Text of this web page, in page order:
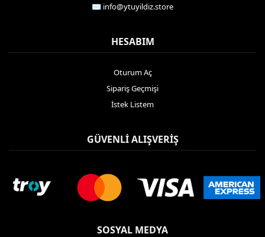
✉️ info@ytuyildiz.store
HESABIM
Oturum Aç
Sipariş Geçmişi
İstek Listem
GÜVENLI ALIŞVERIŞ
SOSYAL MEDYA